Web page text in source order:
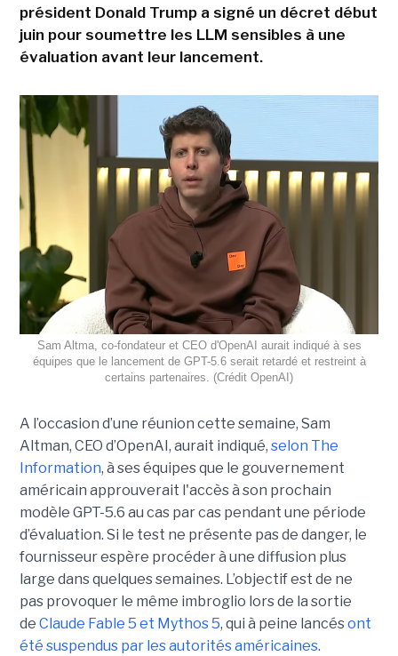
président Donald Trump a signé un décret début
juin pour soumettre les LLM sensibles à une
évaluation avant leur lancement.
Sam Altma, co-fondateur et CEO d'OpenAI aurait indiqué à ses
équipes que le lancement de GPT-5.6 serait retardé et restreint à
certains partenaires. (Crédit OpenAI)
A l’occasion d’une réunion cette semaine, Sam
Altman, CEO d’OpenAI, aurait indiqué, selon The
Information, à ses équipes que le gouvernement
américain approuverait l'accès à son prochain
modèle GPT-5.6 au cas par cas pendant une période
d’évaluation. Si le test ne présente pas de danger, le
fournisseur espère procéder à une diffusion plus
large dans quelques semaines. L’objectif est de ne
pas provoquer le même imbroglio lors de la sortie
de Claude Fable 5 et Mythos 5, qui à peine lancésont
été suspendus par les autorités américaines.